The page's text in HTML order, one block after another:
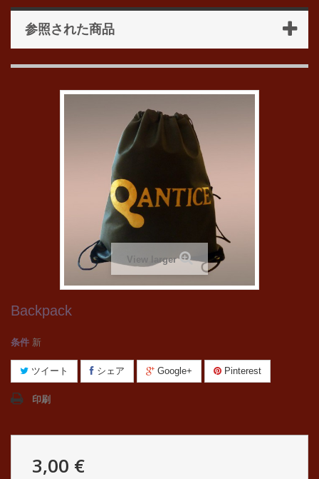
参照された商品
View larger
Backpack
条件 新
ツイート シェア Google+ Pinterest
印刷
3,00 €